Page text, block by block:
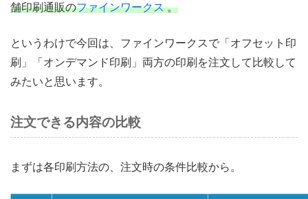
舗印刷通販のファインワークス。
というわけで今回は、ファインワークスで「オフセット印
刷」「オンデマンド印刷」両方の印刷を注文して比較して
みたいと思います。
注文できる内容の比較
まずは各印刷方法の、注文時の条件比較から。